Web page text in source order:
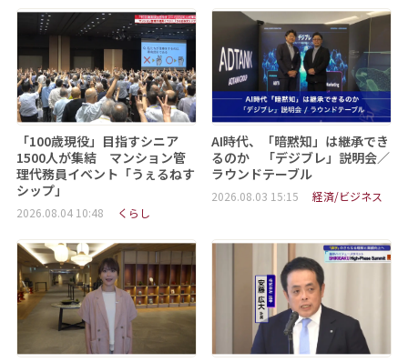
「100歳現役」目指すシニア
1500人が集結 マンション管
理代務員イベント「うぇるねす
シップ」
2026.08.04 10:48 くらし
AI時代、「暗黙知」は継承でき
るのか 「デジブレ」説明会／
ラウンドテーブル
2026.08.03 15:15 経済/ビジネス